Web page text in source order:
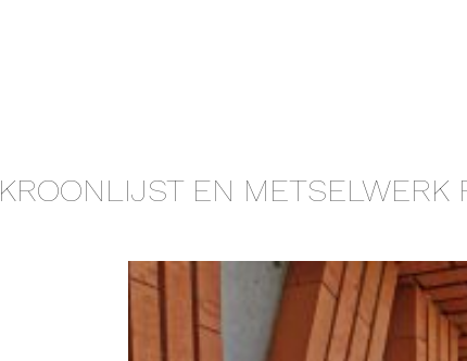
KROONLIJST EN METSELWERK